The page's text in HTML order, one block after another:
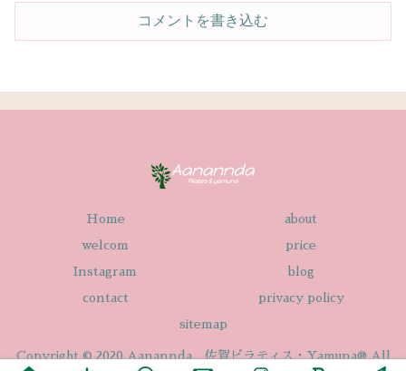
コメントを書き込む
Home about
welcom price
Instagram blog
contact privacy policy
sitemap
Copyright © 2020 Aanannda 佐賀ピラティス・Yamuna® All